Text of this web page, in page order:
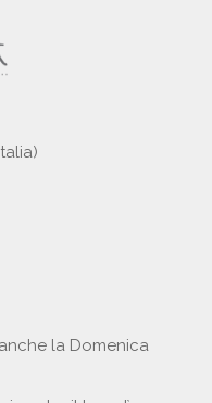
la Domenica